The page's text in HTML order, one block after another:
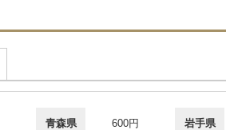
青森県 600円 岩手県